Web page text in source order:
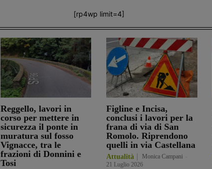
[rp4wp limit=4]
Reggello, lavori in
corso per mettere in
sicurezza il ponte in
muratura sul fosso
Vignacce, tra le
frazioni di Donnini e
Tosi
Figline e Incisa,
conclusi i lavori per la
frana di via di San
Romolo. Riprendono
quelli in via Castellana
Attualità Monica Campani
21 Luglio 2026